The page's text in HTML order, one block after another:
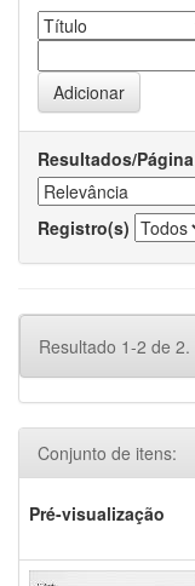
Resultados/Página
Registro(s)
Resultado 1-2 de 2.
Conjunto de itens:
Pré-visualização